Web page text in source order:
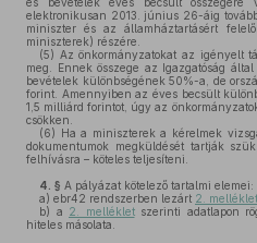
elektronikusan 2013. június 26-áig
miniszter és az államháztartásért
miniszterek) részére.
(5) Az önkormányzatokat az igényelt
meg. Ennek összege az Igazgatóság
bevételek különbségének 50%-a, de
forint. Amennyiben az éves becsült
1,5 milliárd forintot, úgy az
csökken.
(6) Ha a miniszterek a kérelmek
dokumentumok megküldését tartják
felhívásra – köteles teljesíteni.
4. § A pályázat kötelező tartalmi elemei:
a) ebr42 rendszerben lezárt 2. melléklet
b) a 2. mellékletszerinti adatlapon
hiteles másolata.